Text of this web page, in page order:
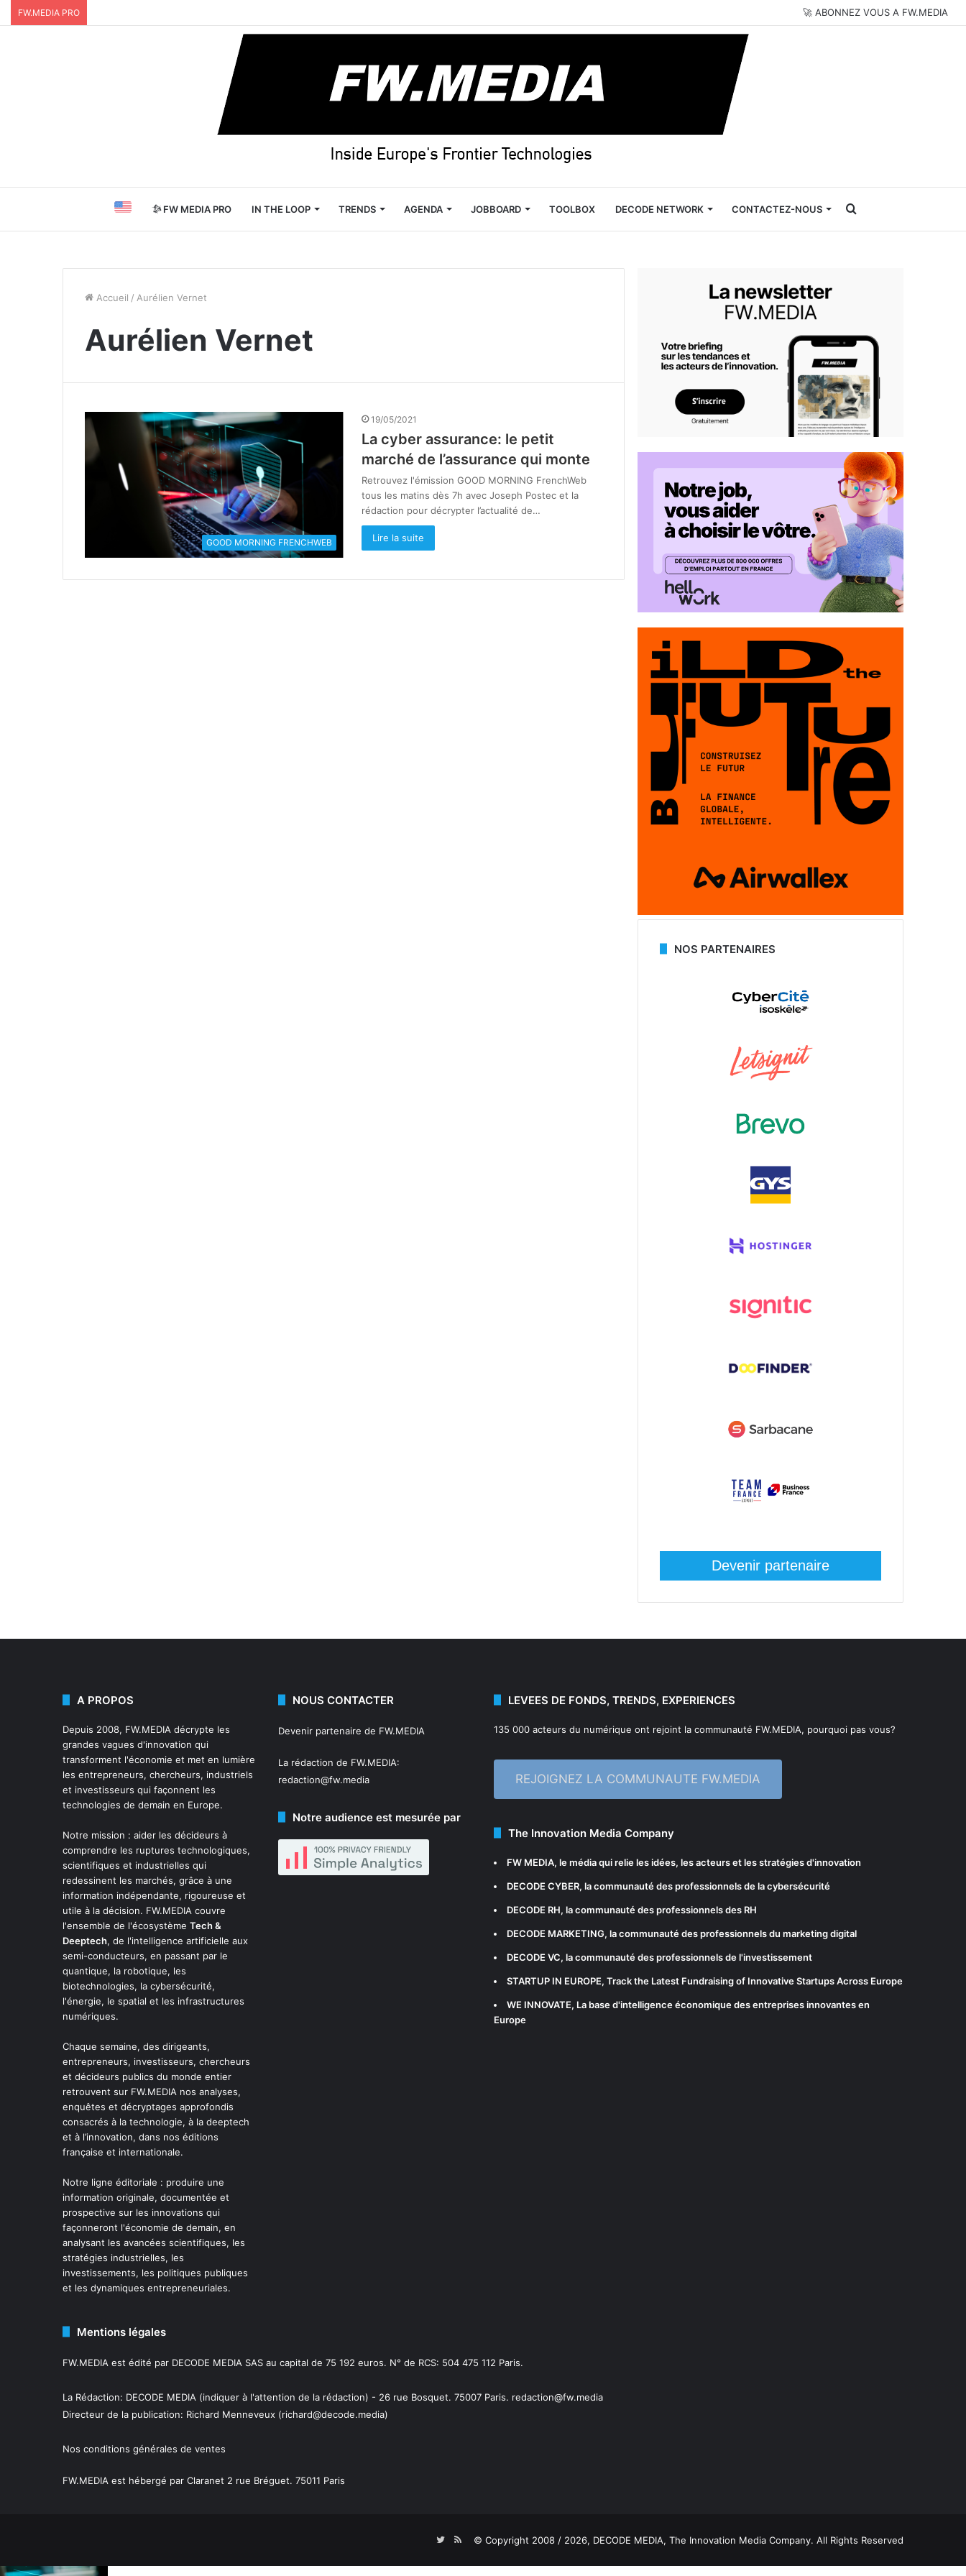
FW.MEDIA PRO 🚀 ABONNEZ VOUS A FW.MEDIA
FW MEDIA PRO IN THE LOOP TRENDS AGENDA JOBBOARD TOOLBOX DECODE NETWORK CONTACTEZ-NOUS Rechercher
Accueil / Aurélien Vernet
Aurélien Vernet
GOOD MORNING FRENCHWEB
19/05/2021
La cyber assurance: le petit
marché de l’assurance qui monte
Retrouvez l'émission GOOD MORNING FrenchWeb
tous les matins dès 7h avec Joseph Postec et la
rédaction pour décrypter l’actualité de…
Lire la suite
NOS PARTENAIRES
Devenir partenaire
A PROPOS
Depuis 2008, FW.MEDIA décrypte les
grandes vagues d'innovation qui
transforment l'économie et met en lumière
les entrepreneurs, chercheurs, industriels
et investisseurs qui façonnent les
technologies de demain en Europe.
Notre mission : aider les décideurs à
comprendre les ruptures technologiques,
scientifiques et industrielles qui
redessinent les marchés, grâce à une
information indépendante, rigoureuse et
utile à la décision. FW.MEDIA couvre
l'ensemble de l'écosystème Tech &
Deeptech, de l'intelligence artificielle aux
semi-conducteurs, en passant par le
quantique, la robotique, les
biotechnologies, la cybersécurité,
l'énergie, le spatial et les infrastructures
numériques.
Chaque semaine, des dirigeants,
entrepreneurs, investisseurs, chercheurs
et décideurs publics du monde entier
retrouvent sur FW.MEDIA nos analyses,
enquêtes et décryptages approfondis
consacrés à la technologie, à la deeptech
et à l’innovation, dans nos éditions
française et internationale.
Notre ligne éditoriale : produire une
information originale, documentée et
prospective sur les innovations qui
façonneront l'économie de demain, en
analysant les avancées scientifiques, les
stratégies industrielles, les
investissements, les politiques publiques
et les dynamiques entrepreneuriales.
NOUS CONTACTER
Devenir partenaire de FW.MEDIA
La rédaction de FW.MEDIA:
redaction@fw.media
Notre audience est mesurée par
LEVEES DE FONDS, TRENDS, EXPERIENCES
135 000 acteurs du numérique ont rejoint la communauté FW.MEDIA, pourquoi pas vous?
REJOIGNEZ LA COMMUNAUTE FW.MEDIA
The Innovation Media Company
FW MEDIA, le média qui relie les idées, les acteurs et les stratégies d'innovation
DECODE CYBER, la communauté des professionnels de la cybersécurité
DECODE RH, la communauté des professionnels des RH
DECODE MARKETING, la communauté des professionnels du marketing digital
DECODE VC, la communauté des professionnels de l'investissement
STARTUP IN EUROPE, Track the Latest Fundraising of Innovative Startups Across Europe
WE INNOVATE, La base d'intelligence économique des entreprises innovantes en
Europe
Mentions légales
FW.MEDIA est édité par DECODE MEDIA SAS au capital de 75 192 euros. N° de RCS: 504 475 112 Paris.
La Rédaction: DECODE MEDIA (indiquer à l'attention de la rédaction) - 26 rue Bosquet. 75007 Paris. redaction@fw.media
Directeur de la publication: Richard Menneveux (richard@decode.media)
Nos conditions générales de ventes
FW.MEDIA est hébergé par Claranet 2 rue Bréguet. 75011 Paris
© Copyright 2008 / 2026, DECODE MEDIA, The Innovation Media Company. All Rights Reserved
Twitter
RSS